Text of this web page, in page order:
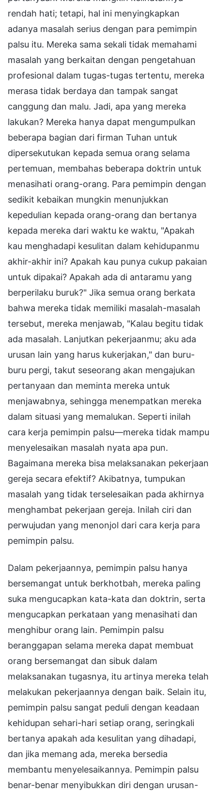
rendah hati; tetapi, hal ini menyingkapkan
adanya masalah serius dengan para pemimpin
palsu itu. Mereka sama sekali tidak memahami
masalah yang berkaitan dengan pengetahuan
profesional dalam tugas-tugas tertentu, mereka
merasa tidak berdaya dan tampak sangat
canggung dan malu. Jadi, apa yang mereka
lakukan? Mereka hanya dapat mengumpulkan
beberapa bagian dari firman Tuhan untuk
dipersekutukan kepada semua orang selama
pertemuan, membahas beberapa doktrin untuk
menasihati orang-orang. Para pemimpin dengan
sedikit kebaikan mungkin menunjukkan
kepedulian kepada orang-orang dan bertanya
kepada mereka dari waktu ke waktu, "Apakah
kau menghadapi kesulitan dalam kehidupanmu
akhir-akhir ini? Apakah kau punya cukup pakaian
untuk dipakai? Apakah ada di antaramu yang
berperilaku buruk?" Jika semua orang berkata
bahwa mereka tidak memiliki masalah-masalah
tersebut, mereka menjawab, "Kalau begitu tidak
ada masalah. Lanjutkan pekerjaanmu; aku ada
urusan lain yang harus kukerjakan," dan buru-
buru pergi, takut seseorang akan mengajukan
pertanyaan dan meminta mereka untuk
menjawabnya, sehingga menempatkan mereka
dalam situasi yang memalukan. Seperti inilah
cara kerja pemimpin palsu—mereka tidak mampu
menyelesaikan masalah nyata apa pun.
Bagaimana mereka bisa melaksanakan pekerjaan
gereja secara efektif? Akibatnya, tumpukan
masalah yang tidak terselesaikan pada akhirnya
menghambat pekerjaan gereja. Inilah ciri dan
perwujudan yang menonjol dari cara kerja para
pemimpin palsu.
Dalam pekerjaannya, pemimpin palsu hanya
bersemangat untuk berkhotbah, mereka paling
suka mengucapkan kata-kata dan doktrin, serta
mengucapkan perkataan yang menasihati dan
menghibur orang lain. Pemimpin palsu
beranggapan selama mereka dapat membuat
orang bersemangat dan sibuk dalam
melaksanakan tugasnya, itu artinya mereka telah
melakukan pekerjaannya dengan baik. Selain itu,
pemimpin palsu sangat peduli dengan keadaan
kehidupan sehari-hari setiap orang, seringkali
bertanya apakah ada kesulitan yang dihadapi,
dan jika memang ada, mereka bersedia
membantu menyelesaikannya. Pemimpin palsu
benar-benar menyibukkan diri dengan urusan-